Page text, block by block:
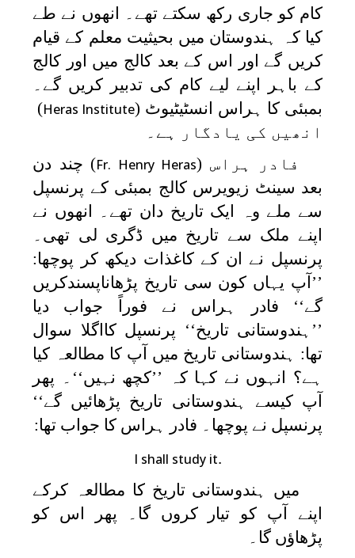
کام کو جاری رکھ سکتے تھے۔ انھوں نے طے
کیا کہ ہندوستان میں بحیثیت معلم کے قیام
کریں گے اور اس کے بعد کالج میں اور کالج
کے باہر اپنے لیے کام کی تدبیر کریں گے۔
بمبئی کا ہراس انسٹیٹیوٹ (Heras Institute
)
انھیں کی یادگار ہے۔
فادر ہراس (Fr. Henry Heras) چند دن
بعد سینٹ زیویرس کالج بمبئی کے پرنسپل
سے ملے وہ ایک تاریخ دان تھے۔ انھوں نے
اپنے ملک سے تاریخ میں ڈگری لی تھی۔
پرنسپل نے ان کے کاغذات دیکھ کر پوچھا:
’’آپ یہاں کون سی تاریخ پڑھاناپسندکریں
گے‘‘ فادر ہراس نے فوراً جواب دیا
’’ہندوستانی تاریخ‘‘ پرنسپل کااگلا سوال
تھا: ہندوستانی تاریخ میں آپ کا مطالعہ کیا
ہے؟ انہوں نے کہا کہ ’’کچھ نہیں‘‘۔ پھر
آپ کیسے ہندوستانی تاریخ پڑھائیں گے‘‘
پرنسپل نے پوچھا۔ فادر ہراس کا جواب تھا:
I shall study it.
میں ہندوستانی تاریخ کا مطالعہ کرکے
اپنے آپ کو تیار کروں گا۔ پھر اس کو
پڑھاؤں گا۔